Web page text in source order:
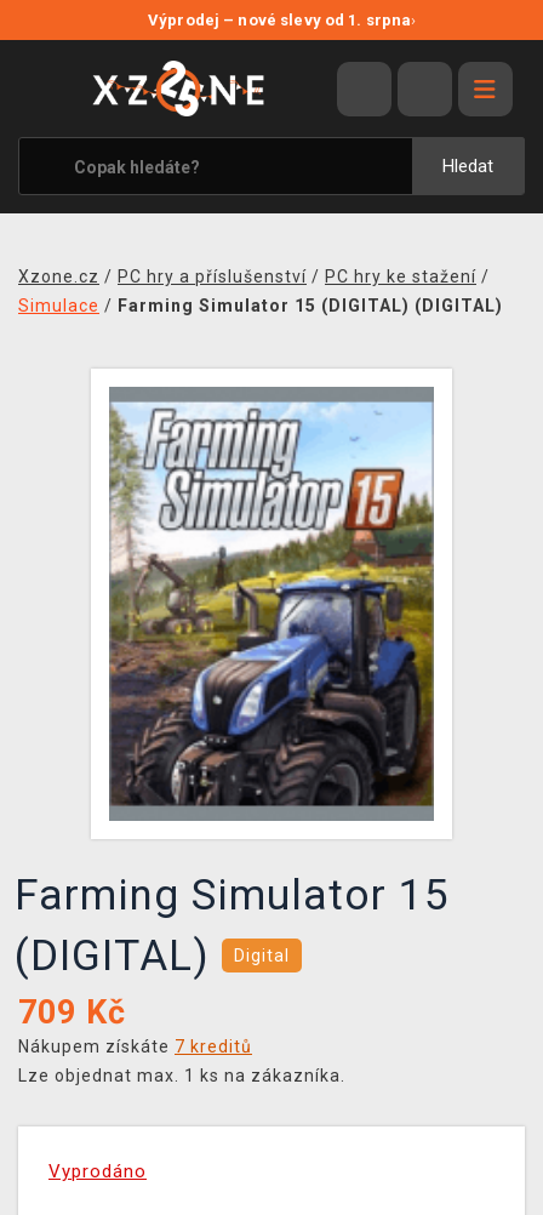
Výprodej – nové slevy od 1. srpna›
Hledat
VÝPRODEJ
VIDEOHRY
XZONE ORIGINALS
TÉMATIKY
MERCHANDISE
KONTAKT
PRODEJNY
DOPRAVA
XZONE KLUB
TCG & BOARDGAME HUB
VÝKUP HER (BAZAR)
Xzone.cz / PC hry a příslušenství / PC hry ke stažení /
Simulace / Farming Simulator 15 (DIGITAL) (DIGITAL)
Farming Simulator 15
(DIGITAL)
Digital
709 Kč
Nákupem získáte 7 kreditů
Lze objednat max. 1 ks na zákazníka.
Vyprodáno